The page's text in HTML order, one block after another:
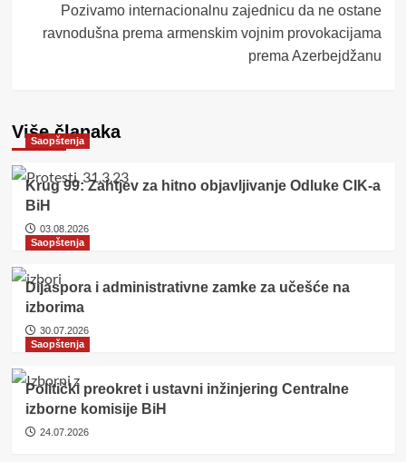
Pozivamo internacionalnu zajednicu da ne ostane
ravnodušna prema armenskim vojnim provokacijama
prema Azerbejdžanu
Više članaka
Saopštenja
Krug 99: Zahtjev za hitno objavljivanje Odluke CIK-a
BiH
03.08.2026
Saopštenja
Dijaspora i administrativne zamke za učešće na
izborima
30.07.2026
Saopštenja
Politički preokret i ustavni inžinjering Centralne
izborne komisije BiH
24.07.2026